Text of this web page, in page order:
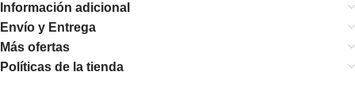
Información adicional
Envío y Entrega
Más ofertas
Políticas de la tienda